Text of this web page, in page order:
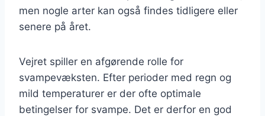
men nogle arter kan også findes tidligere eller
senere på året.
Vejret spiller en afgørende rolle for
svampevæksten. Efter perioder med regn og
mild temperaturer er der ofte optimale
betingelser for svampe. Det er derfor en god